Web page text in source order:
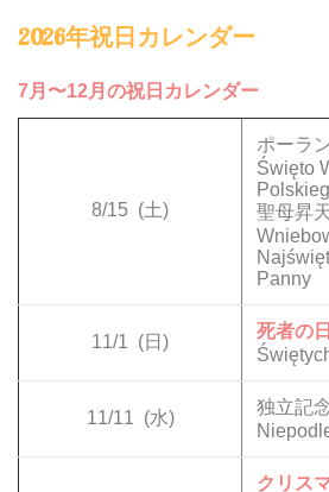
2026年祝日カレンダー
7月〜12月の祝日カレンダー
8/15 (土)
ポーラ
Święto
聖母昇
Panny
11/1 (日)
死者の日
11/11 (水)
独立記
クリス